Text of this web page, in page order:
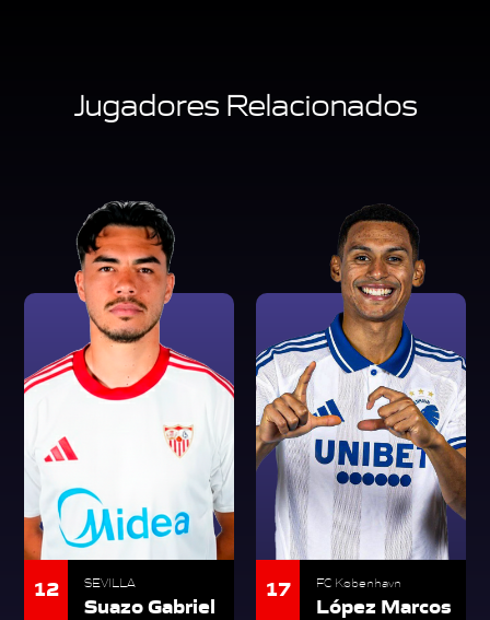
Jugadores Relacionados
12 SEVILLA
Suazo Gabriel
17 FC København
López Marcos